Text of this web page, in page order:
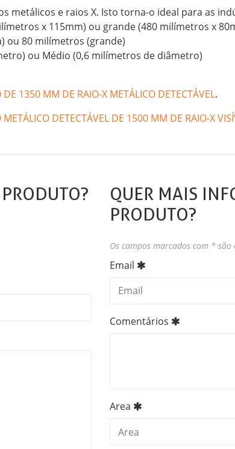
metálicos e raios X. Isto torna-o ideal para as
x 115mm) ou grande (480 milímetros x
ou 80 milímetros (grande)
ou Médio (0,6 milímetros de diâmetro)
DE 1350 MM DE RAIO-X METÁLICO DETECTÁVEL.
METÁLICO DETECTÁVEL DE 1500 MM DE RAIO-X
QUER MAIS
PRODUTO?
Os campos marcados com *
Email
Comentários
Area